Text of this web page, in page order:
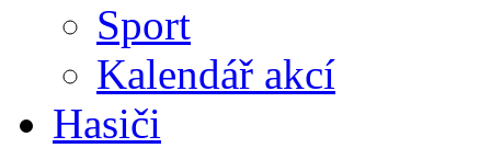
Sport
Kalendář akcí
Hasiči